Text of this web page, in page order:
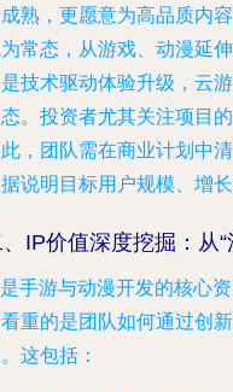
熟，更愿意为高品质内
常态，从游戏、动漫延
技术驱动体验升级，云
。投资者尤其关注项目
，团队需在商业计划中
说明目标用户规模、增
IP价值深度挖掘：从“
手游与动漫开发的核心
重的是团队如何通过创
这包括：